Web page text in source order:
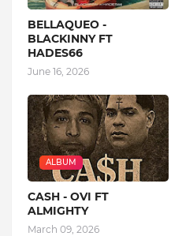
BELLAQUEO -
BLACKINNY FT
HADES66
June 16, 2026
ALBUM
CASH - OVI FT
ALMIGHTY
March 09, 2026